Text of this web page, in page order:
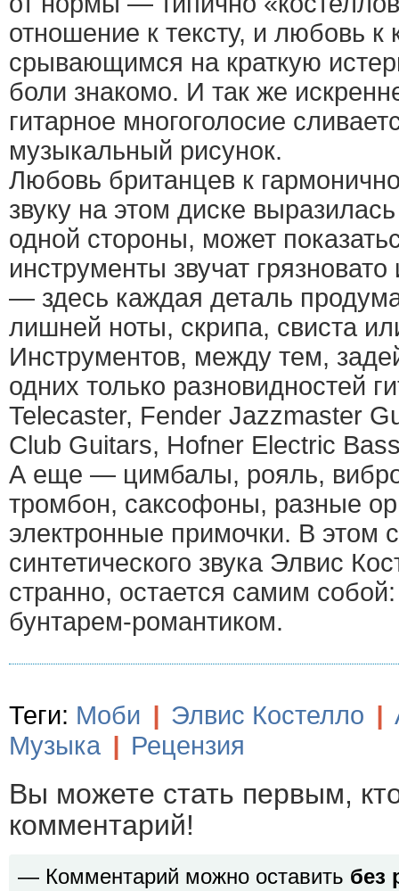
отношение к тексту, и любовь
срывающимся на краткую
боли знакомо. И так же
гитарное многоголосие
музыкальный рисунок.
Любовь британцев к
звуку на этом диске
одной стороны, может
инструменты звучат
— здесь каждая деталь
лишней ноты, скрипа, свиста
Инструментов, между тем,
одних только разновидностей
Telecaster, Fender Jazzmaster
Club Guitars, Hofner Electric
А еще — цимбалы, рояль,
тромбон, саксофоны, разные
электронные примочки. В этом
синтетического звука Элвис
странно, остается самим
бунтарем-романтиком.
Теги: Моби | Элвис Костелло |
Музыка | Рецензия
Вы можете стать первым,
комментарий!
— Комментарий можно оставить без